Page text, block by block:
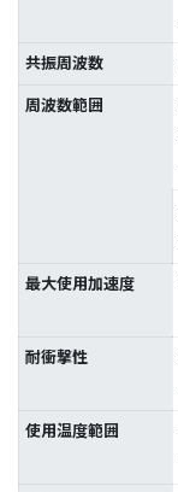
共振周波数
周波数範囲
最大使用加速度
耐衝撃性
使用温度範囲